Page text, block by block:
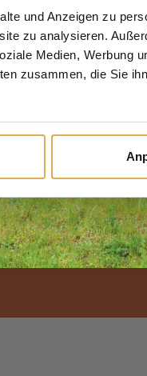
und Anzeigen zu
zu analysieren.
Medien, Werbung
zusammen, die Sie
Qualität &
garantie. Wir
von der Stange – wir
Tür. Mit persönlicher